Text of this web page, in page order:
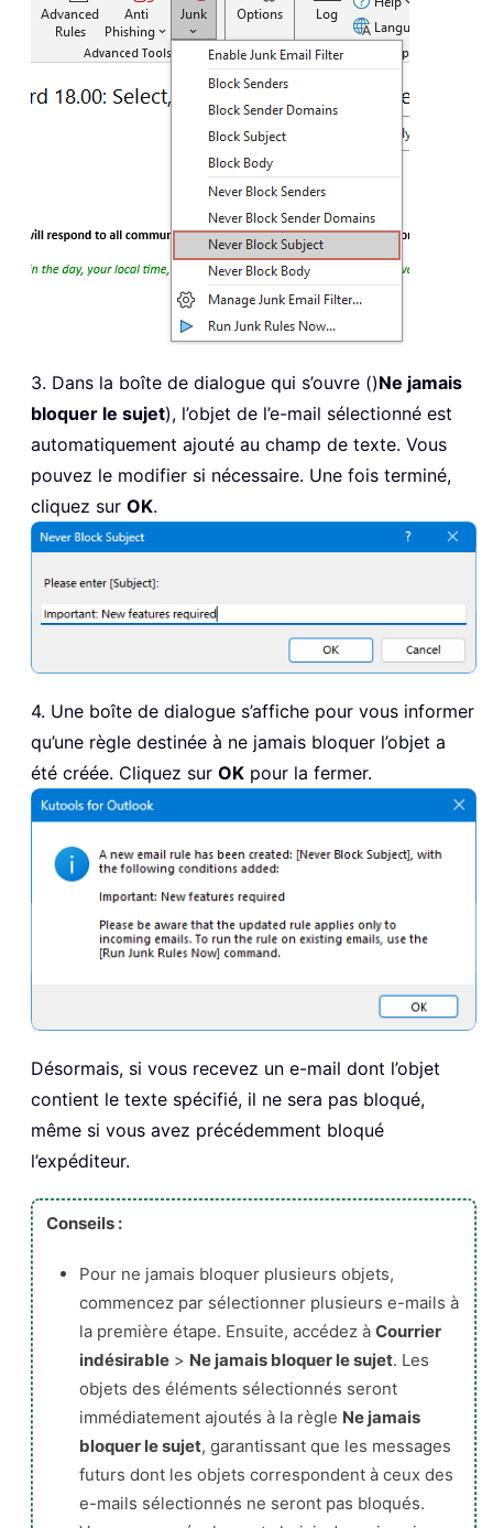
3. Dans la boîte de dialogue qui s’ouvre ()Ne jamais
bloquer le sujet), l’objet de l’e-mail sélectionné est
automatiquement ajouté au champ de texte. Vous
pouvez le modifier si nécessaire. Une fois terminé,
cliquez sur OK.
4. Une boîte de dialogue s’affiche pour vous informer
qu’une règle destinée à ne jamais bloquer l’objet a
été créée. Cliquez sur OK pour la fermer.
Désormais, si vous recevez un e-mail dont l’objet
contient le texte spécifié, il ne sera pas bloqué,
même si vous avez précédemment bloqué
l’expéditeur.
Conseils :
Pour ne jamais bloquer plusieurs objets,
commencez par sélectionner plusieurs e-mails à
la première étape. Ensuite, accédez à Courrier
indésirable> Ne jamais bloquer le sujet. Les
objets des éléments sélectionnés seront
immédiatement ajoutés à la règle Ne jamais
bloquer le sujet, garantissant que les messages
futurs dont les objets correspondent à ceux des
e-mails sélectionnés ne seront pas bloqués.